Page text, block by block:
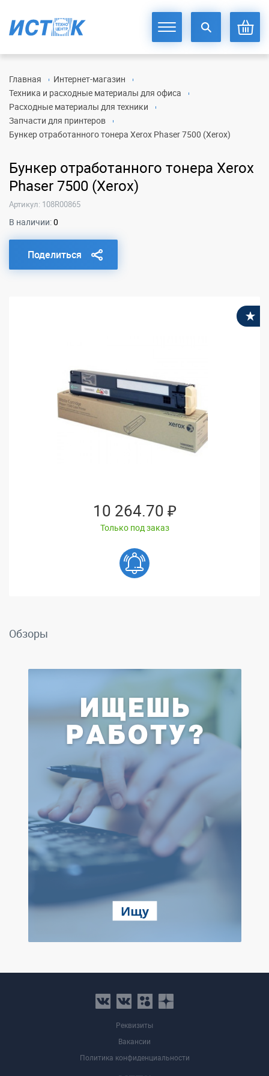
Главная
Интернет-магазин
Техника и расходные материалы для офиса
Расходные материалы для техники
Запчасти для принтеров
Бункер отработанного тонера Xerox Phaser 7500 (Xerox)
Бункер отработанного тонера Xerox
Phaser 7500 (Xerox)
Артикул: 108R00865
В наличии:0
Поделиться
10 264.70 ₽
Только под заказ
Обзоры
Реквизиты
Вакансии
Политика конфиденциальности